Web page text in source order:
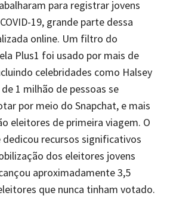
para registrar jovens
19, grande parte dessa
online. Um filtro do
Plus1 foi usado por mais de
celebridades como Halsey
1 milhão de pessoas se
por meio do Snapchat, e mais
eleitores de primeira viagem. O
dedicou recursos significativos
dos eleitores jovens
aproximadamente 3,5
que nunca tinham votado.